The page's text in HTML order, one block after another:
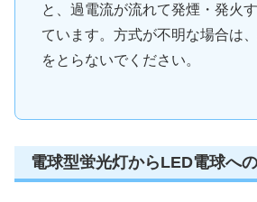
と、過電流が流れて発煙・発火
ています。方式が不明な場合は
をとらないでください。
電球型蛍光灯からLED電球へ